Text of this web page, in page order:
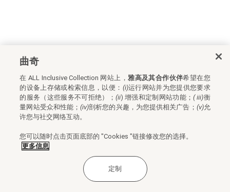
曲奇
在 ALL Inclusive Collection 网站上，雅高及其合作伙伴希望在您
的设备上存储或检索信息，以便： (i)运行网站并为您提供您要求
的服务（这些服务不可拒绝）； (ii) 增强和定制网站功能； ( iii)衡
量网站受众和性能；(iv)剖析您的兴趣，为您提供相关广告； (v)允
许您与社交网络互动。
您可以随时点击页面底部的 "Cookies "链接修改您的选择。
更多信息
定制